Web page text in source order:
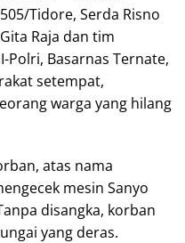
Tidore, Serda Risno
Raja dan tim
Polri, Basarnas Ternate,
setempat,
warga yang hilang
atas nama
mesin Sanyo
disangka, korban
yang deras.